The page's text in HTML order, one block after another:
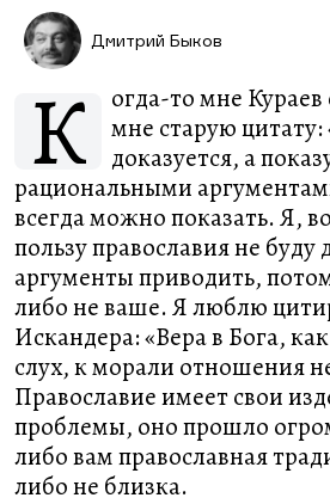
Дмитрий Быков
К
огда-то мне
мне старую
доказуется, а
рациональными
всегда можно показать. Я,
пользу православия не
аргументы приводить,
либо не ваше. Я люблю
Искандера: «Вера в Бога,
слух, к морали отношения
Православие имеет свои
проблемы, оно прошло
либо вам православная
либо не близка.